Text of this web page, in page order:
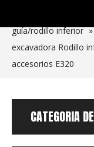
guía/rodillo inferior
excavadora Rodillo
accesorios E320
CATEGORIA